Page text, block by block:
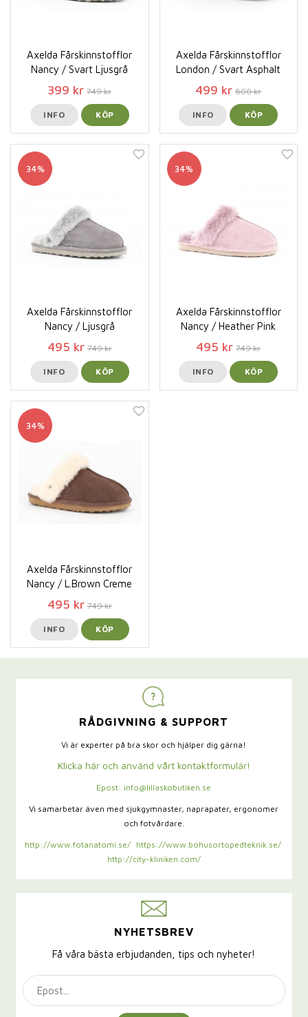
Axelda Fårskinnstofflor
Nancy / Svart Ljusgrå
399 kr 749 kr
INFO KÖP
Axelda Fårskinnstofflor
London / Svart Asphalt
499 kr 800 kr
INFO KÖP
34%
Axelda Fårskinnstofflor
Nancy / Ljusgrå
495 kr 749 kr
INFO KÖP
34%
Axelda Fårskinnstofflor
Nancy / Heather Pink
495 kr 749 kr
INFO KÖP
34%
Axelda Fårskinnstofflor
Nancy / L.Brown Creme
495 kr 749 kr
INFO KÖP
RÅDGIVNING & SUPPORT
Vi är experter på bra skor och hjälper dig gärna!
Klicka här och använd vårt kontaktformulär!
Epost: info@lillaskobutiken.se
Vi samarbetar även med sjukgymnaster, naprapater, ergonomer
och fotvårdare.
http://www.fotanatomi.se/
https://www.bohusortopedteknik.se/
http://city-kliniken.com/
NYHETSBREV
Få våra bästa erbjudanden, tips och nyheter!